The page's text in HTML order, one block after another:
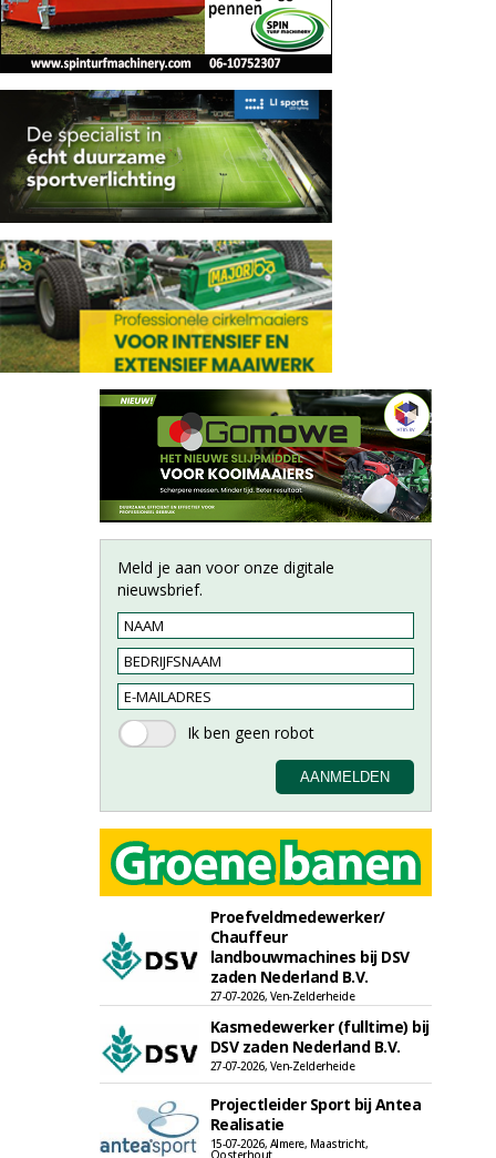
Meld je aan voor onze digitale
nieuwsbrief.
Proefveldmedewerker/
Chauffeur
landbouwmachines bij DSV
zaden Nederland B.V.
27-07-2026, Ven-Zelderheide
Kasmedewerker (fulltime) bij
DSV zaden Nederland B.V.
27-07-2026, Ven-Zelderheide
Projectleider Sport bij Antea
Realisatie
15-07-2026, Almere, Maastricht,
Oosterhout